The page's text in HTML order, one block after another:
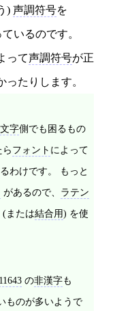
) 声調符号を
いるのです。
って声調符号が正
たりします。
字側でも困るもの
フォント によって
わけです。 もっと
があるので、 ラテン
(または結合用) を使
の非漢字も
ものが多いようで